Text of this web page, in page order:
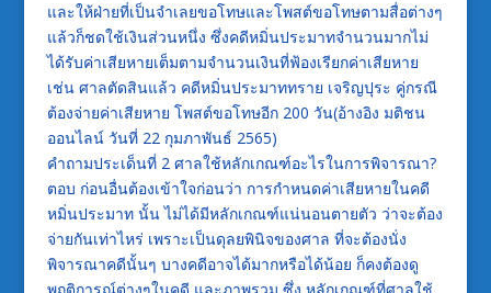
และให้ฝ่ายที่เป็นจำเลยขอโทษและโพสต์ขอโทษตามสื่อต่างๆ
แล้วก็ชดใช้เงินส่วนหนึ่ง ซึ่งคดีหมิ่นประมาทจำนวนมากไม่
ได้รับค่าเสียหายเต็มตามจำนวนเงินที่ฟ้องเรียกค่าเสียหาย
เช่น ศาลตัดสินแล้ว คดีหมิ่นประมาททราย เจริญปุระ คู่กรณี
ต้องจ่ายค่าเสียหาย โพสต์ขอโทษอีก 200 วัน(อ้างอิง มติชน
ออนไลน์ วันที่ 22 กุมภาพันธ์ 2565)
คำถามประเด็นที่ 2 ศาลใช้หลักเกณฑ์อะไรในการพิจารณา?
ตอบ ก่อนอื่นต้องเข้าใจก่อนว่า การกำหนดค่าเสียหายในคดี
หมิ่นประมาท นั้น ไม่ได้มีหลักเกณฑ์แน่นอนตายตัว ว่าจะต้อง
จ่ายกันเท่าไหร่ เพราะเป็นดุลยพินิจของศาล ที่จะต้องนั่ง
พิจารณาคดีนั้นๆ บางคดีอาจได้มากหรือได้น้อย ก็คงต้องดู